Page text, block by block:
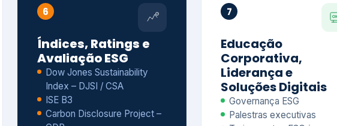
Index – DJSI / CSA
ISE B3
Carbon Disclosure Project –
CDP
MSCI, Sustainalytics,
EcoVadis e Sistema B
Diagnóstico de aderência e
Plano de Ação
Ratings ESG
Soluções Digitais
Governança ESG
Palestras executivas
Treinamentos ESG
company
Workshopsde
sustentabilidade
Capacitação em mudanças
climáticas